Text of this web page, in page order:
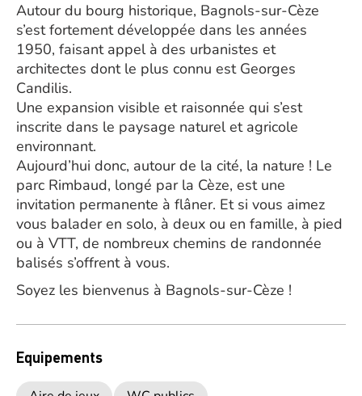
Autour du bourg historique, Bagnols-sur-Cèze
s’est fortement développée dans les années
1950, faisant appel à des urbanistes et
architectes dont le plus connu est Georges
Candilis.
Une expansion visible et raisonnée qui s’est
inscrite dans le paysage naturel et agricole
environnant.
Aujourd’hui donc, autour de la cité, la nature ! Le
parc Rimbaud, longé par la Cèze, est une
invitation permanente à flâner. Et si vous aimez
vous balader en solo, à deux ou en famille, à pied
ou à VTT, de nombreux chemins de randonnée
balisés s’offrent à vous.
Soyez les bienvenus à Bagnols-sur-Cèze !
Equipements